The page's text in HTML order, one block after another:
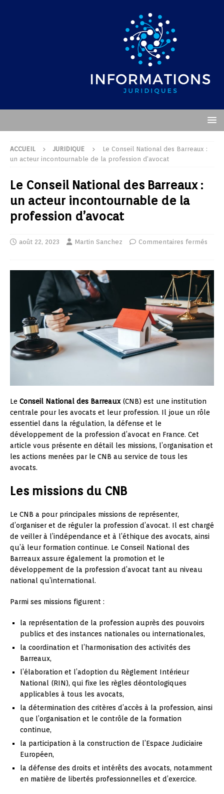
ACCUEIL JURIDIQUE
Le Conseil National des Barreaux :
un acteur incontournable de la profession d’avocat
Le Conseil National des Barreaux :
un acteur incontournable de la
profession d’avocat
août 22, 2023 Martin Sanchez Commentaires fermés
Le Conseil National des Barreaux(CNB) est une institution
centrale pour les avocats et leur profession. Il joue un rôle
essentiel dans la régulation, la défense et le
développement de la profession d’avocat en France. Cet
article vous présente en détail les missions, l’organisation et
les actions menées par le CNB au service de tous les
avocats.
Les missions du CNB
Le CNB a pour principales missions de représenter,
d’organiser et de réguler la profession d’avocat. Il est chargé
de veiller à l’indépendance et à l’éthique des avocats, ainsi
qu’à leur formation continue. Le Conseil National des
Barreaux assure également la promotion et le
développement de la profession d’avocat tant au niveau
national qu’international.
Parmi ses missions figurent :
la représentation de la profession auprès des pouvoirs
publics et des instances nationales ou internationales,
la coordination et l’harmonisation des activités des
Barreaux,
l’élaboration et l’adoption du Règlement Intérieur
National (RIN), qui fixe les règles déontologiques
applicables à tous les avocats,
la détermination des critères d’accès à la profession, ainsi
que l’organisation et le contrôle de la formation
continue,
la participation à la construction de l’Espace Judiciaire
Européen,
la défense des droits et intérêts des avocats, notamment
en matière de libertés professionnelles et d’exercice.